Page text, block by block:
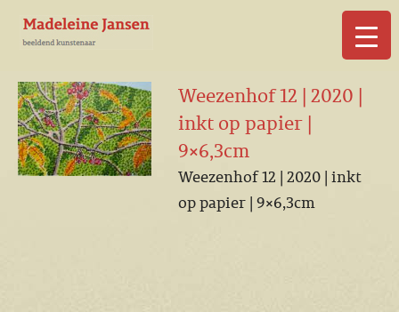
Weezenhof 12 | 2020 |
inkt op papier |
9×6,3cm
Weezenhof 12 | 2020 | inkt
op papier | 9×6,3cm